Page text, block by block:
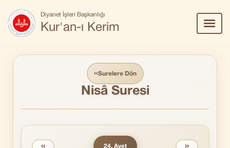
Diyanet İşleri Başkanlığı
Kur'an-ı Kerim
Aç/
‹‹Surelere Dön
Nisâ Suresi
‹‹ 24. Ayet ››